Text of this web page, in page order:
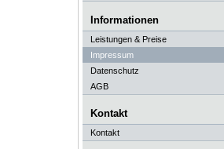
Informationen
Leistungen & Preise
Impressum
Datenschutz
AGB
Kontakt
Kontakt